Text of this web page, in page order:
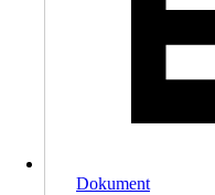
Dokument